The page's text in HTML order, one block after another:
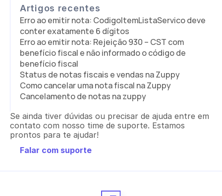
Artigos recentes
Erro ao emitir nota: CodigoItemListaServico deve
conter exatamente 6 dígitos
Erro ao emitir nota: Rejeição 930 – CST com
benefício fiscal e não informado o código de
benefício fiscal
Status de notas fiscais e vendas na Zuppy
Como cancelar uma nota fiscal na Zuppy
Cancelamento de notas na zuppy
Se ainda tiver dúvidas ou precisar de ajuda entre em
contato com nosso time de suporte. Estamos
prontos para te ajudar!
Falar com suporte